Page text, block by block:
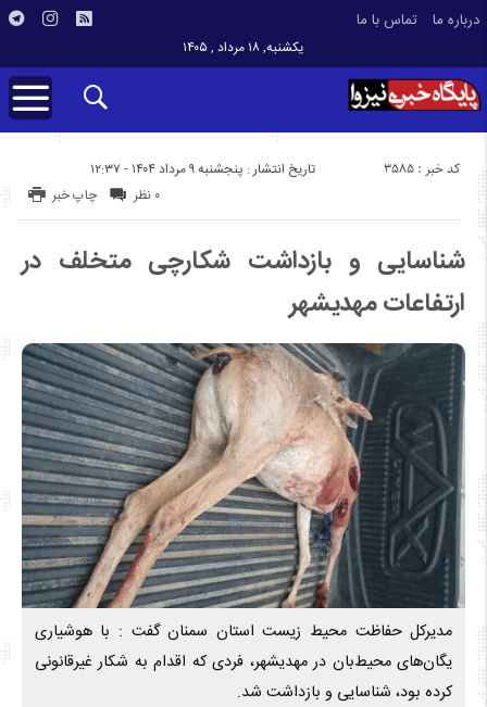
درباره ما تماس با ما
یکشنبه, ۱۸ مرداد , ۱۴۰۵
تاریخ انتشار : پنجشنبه ۹ مرداد ۱۴۰۴ - ۱۲:۳۷ کد خبر : 3585
چاپ خبر ۰ نظر
شناسایی و بازداشت شکارچی متخلف در
ارتفاعات مهدیشهر
مدیرکل حفاظت محیط زیست استان سمنان گفت : با هوشیاری
یگان‌های محیط‌بان در مهدیشهر، فردی که اقدام به شکار غیرقانونی
کرده بود، شناسایی و بازداشت شد.